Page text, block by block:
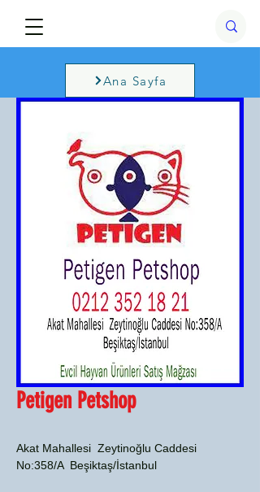
Ana Sayfa
Petigen Petshop
Akat Mahallesi Zeytinoğlu Caddesi
No:358/A Beşiktaş/İstanbul